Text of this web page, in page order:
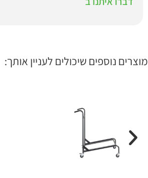
מוצרים נוספים שיכולים לעניין אותך: